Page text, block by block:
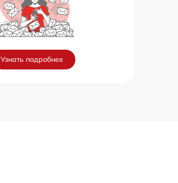
Узнать подробнее